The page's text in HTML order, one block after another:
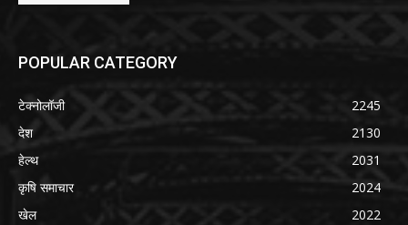
POPULAR CATEGORY
टेक्नोलॉजी
2245
देश
2130
हेल्थ
2031
कृषि समाचार
2024
खेल
2022